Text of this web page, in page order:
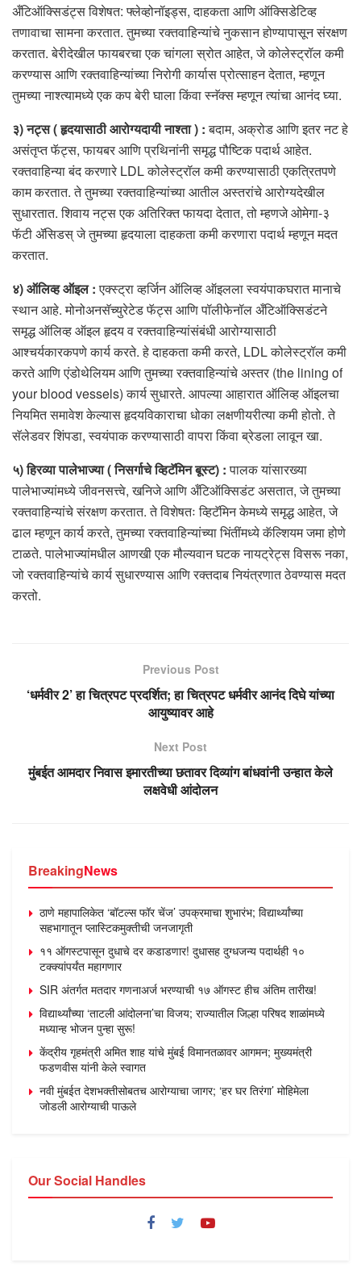
अँटिऑक्सिडंट्स विशेषत: फ्लेव्होनॉइड्स, दाहकता आणि ऑक्सिडेटिव्ह
तणावाचा सामना करतात. तुमच्या रक्तवाहिन्यांचे नुकसान होण्यापासून संरक्षण
करतात. बेरीदेखील फायबरचा एक चांगला स्रोत आहेत, जे कोलेस्ट्रॉल कमी
करण्यास आणि रक्तवाहिन्यांच्या निरोगी कार्यास प्रोत्साहन देतात, म्हणून
तुमच्या नाश्त्यामध्ये एक कप बेरी घाला किंवा स्नॅक्स म्हणून त्यांचा आनंद घ्या.
३) नट्स ( हृदयासाठी आरोग्यदायी नाश्ता ) :बदाम, अक्रोड आणि इतर नट हे
असंतृप्त फॅट्स, फायबर आणि प्रथिनांनी समृद्ध पौष्टिक पदार्थ आहेत.
रक्तवाहिन्या बंद करणारे LDL कोलेस्ट्रॉल कमी करण्यासाठी एकत्रितपणे
काम करतात. ते तुमच्या रक्तवाहिन्यांच्या आतील अस्तरांचे आरोग्यदेखील
सुधारतात. शिवाय नट्स एक अतिरिक्त फायदा देतात, तो म्हणजे ओमेगा-३
फॅटी ॲसिडस् जे तुमच्या हृदयाला दाहकता कमी करणारा पदार्थ म्हणून मदत
करतात.
४) ऑलिव्ह ऑइल :एक्स्ट्रा व्हर्जिन ऑलिव्ह ऑइलला स्वयंपाकघरात मानाचे
स्थान आहे. मोनोअनसॅच्युरेटेड फॅट्स आणि पॉलीफेनॉल अँटिऑक्सिडंटने
समृद्ध ऑलिव्ह ऑइल हृदय व रक्तवाहिन्यांसंबंधी आरोग्यासाठी
आश्चर्यकारकपणे कार्य करते. हे दाहकता कमी करते, LDL कोलेस्ट्रॉल कमी
करते आणि एंडोथेलियम आणि तुमच्या रक्तवाहिन्यांचे अस्तर (the lining of
your blood vessels) कार्य सुधारते. आपल्या आहारात ऑलिव्ह ऑइलचा
नियमित समावेश केल्यास हृदयविकाराचा धोका लक्षणीयरीत्या कमी होतो. ते
सॅलेडवर शिंपडा, स्वयंपाक करण्यासाठी वापरा किंवा ब्रेडला लावून खा.
५) हिरव्या पालेभाज्या ( निसर्गाचे व्हिटॅमिन बूस्ट) :पालक यांसारख्या
पालेभाज्यांमध्ये जीवनसत्त्वे, खनिजे आणि अँटिऑक्सिडंट असतात, जे तुमच्या
रक्तवाहिन्यांचे संरक्षण करतात. ते विशेषतः व्हिटॅमिन केमध्ये समृद्ध आहेत, जे
ढाल म्हणून कार्य करते, तुमच्या रक्तवाहिन्यांच्या भिंतींमध्ये कॅल्शियम जमा होणे
टाळते. पालेभाज्यांमधील आणखी एक मौल्यवान घटक नायट्रेट्स विसरू नका,
जो रक्तवाहिन्यांचे कार्य सुधारण्यास आणि रक्तदाब नियंत्रणात ठेवण्यास मदत
करतो.
Previous Post
‘धर्मवीर 2’ हा चित्रपट प्रदर्शित; हा चित्रपट धर्मवीर आनंद दिघे यांच्या
आयुष्यावर आहे
Next Post
मुंबईत आमदार निवास इमारतीच्या छतावर दिव्यांग बांधवांनी उन्हात केले
लक्षवेधी आंदोलन
BreakingNews
ठाणे महापालिकेत ‘बॉटल्स फॉर चेंज’ उपक्रमाचा शुभारंभ; विद्यार्थ्यांच्या
सहभागातून प्लास्टिकमुक्तीची जनजागृती
११ ऑगस्टपासून दुधाचे दर कडाडणार! दुधासह दुग्धजन्य पदार्थही १०
टक्क्यांपर्यंत महागणार
SIR अंतर्गत मतदार गणनाअर्ज भरण्याची १७ ऑगस्ट हीच अंतिम तारीख!
विद्यार्थ्यांच्या ‘ताटली आंदोलना’चा विजय; राज्यातील जिल्हा परिषद शाळांमध्ये
मध्यान्ह भोजन पुन्हा सुरू!
केंद्रीय गृहमंत्री अमित शाह यांचे मुंबई विमानतळावर आगमन; मुख्यमंत्री
फडणवीस यांनी केले स्वागत
नवी मुंबईत देशभक्तीसोबतच आरोग्याचा जागर; ‘हर घर तिरंगा’ मोहिमेला
जोडली आरोग्याची पाऊले
Our Social Handles